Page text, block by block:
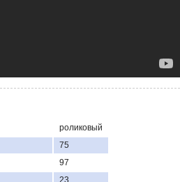
роликовый
75
97
23